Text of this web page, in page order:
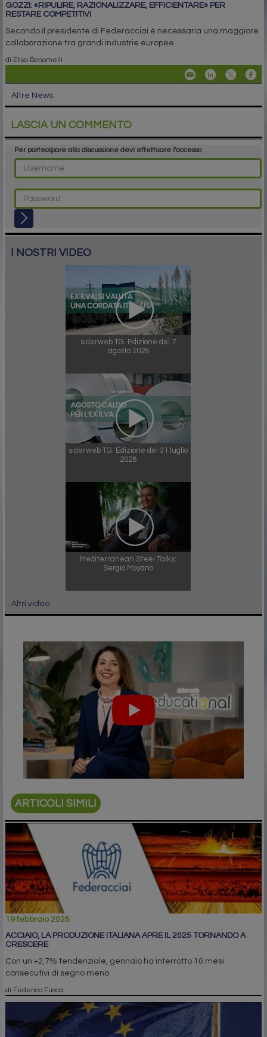
GOZZI: «RIPULIRE, RAZIONALIZZARE, EFFICIENTARE» PER
RESTARE COMPETITIVI
Secondo il presidente di Federacciai è necessaria una maggiore
collaborazione tra grandi industrie europee
di Elisa Bonomelli
Altre News
LASCIA UN COMMENTO
Per partecipare alla discussione devi effettuare l'accesso
I NOSTRI VIDEO
siderweb TG. Edizione del 7
agosto 2026
siderweb TG. Edizione del 31 luglio
2026
Mediterranean Steel Talks:
Sergio Moyano
Altri video
ARTICOLI SIMILI
19 febbraio 2025
ACCIAIO, LA PRODUZIONE ITALIANA APRE IL 2025 TORNANDO A
CRESCERE
Con un +2,7% tendenziale, gennaio ha interrotto 10 mesi
consecutivi di segno meno
di Federico Fusca